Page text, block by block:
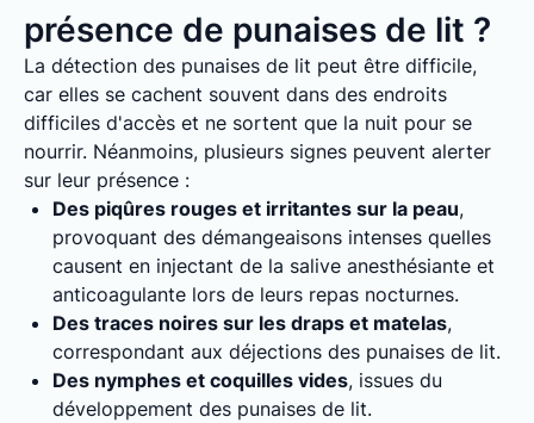
présence de punaises de lit ?
La détection des punaises de lit peut être difficile,
car elles se cachent souvent dans des endroits
difficiles d'accès et ne sortent que la nuit pour se
nourrir. Néanmoins, plusieurs signes peuvent alerter
sur leur présence :
Des piqûres rouges et irritantes sur la peau,
provoquant des démangeaisons intenses quelles
causent en injectant de la salive anesthésiante et
anticoagulante lors de leurs repas nocturnes.
Des traces noires sur les draps et matelas,
correspondant aux déjections des punaises de lit.
Des nymphes et coquilles vides, issues du
développement des punaises de lit.